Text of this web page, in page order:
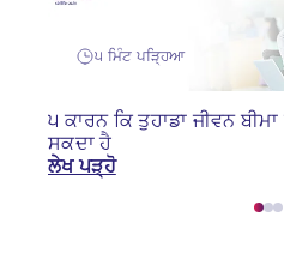
੫ ਮਿੰਟ ਪੜ੍ਹਿਆ
੫ ਕਾਰਨ ਕਿ ਤੁਹਾਡਾ ਜੀਵਨ
ਸਕਦਾ ਹੈ
ਲੇਖ ਪੜ੍ਹੋ